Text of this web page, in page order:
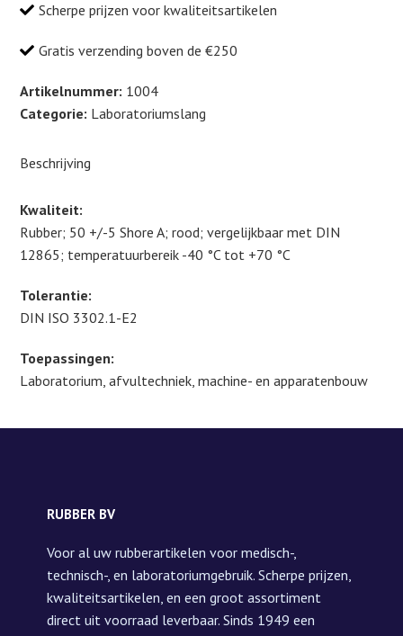
4
6
(mm)
25m
4009
1100
aantal
Scherpe prijzen voor kwaliteitsartikelen
Gratis verzending boven de €250
Artikelnummer: 1004
Categorie: Laboratoriumslang
Beschrijving
Kwaliteit:
Rubber; 50 +/-5 Shore A; rood; vergelijkbaar met DIN
12865; temperatuurbereik -40 °C tot +70 °C
Tolerantie:
DIN ISO 3302.1-E2
Toepassingen:
Laboratorium, afvultechniek, machine- en apparatenbouw
RUBBER BV
Voor al uw rubberartikelen voor medisch-,
technisch-, en laboratoriumgebruik. Scherpe prijzen,
kwaliteitsartikelen, en een groot assortiment
direct uit voorraad leverbaar. Sinds 1949 een